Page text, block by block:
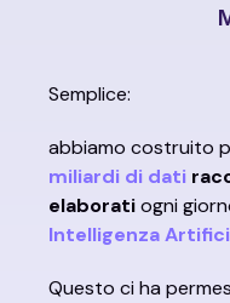
Semplice:
abbiamo costruito
miliardi di dati
elaboratiogni
Intelligenza
Questo ci ha